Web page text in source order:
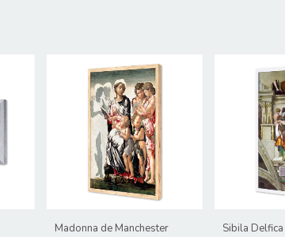
Madonna de Manchester
Sibila Delfica